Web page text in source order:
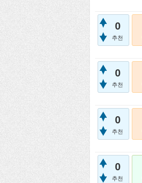
0
추천
0
추천
0
추천
0
추천